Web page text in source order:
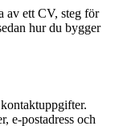
av ett CV, steg för
hur du bygger
e-postadress och